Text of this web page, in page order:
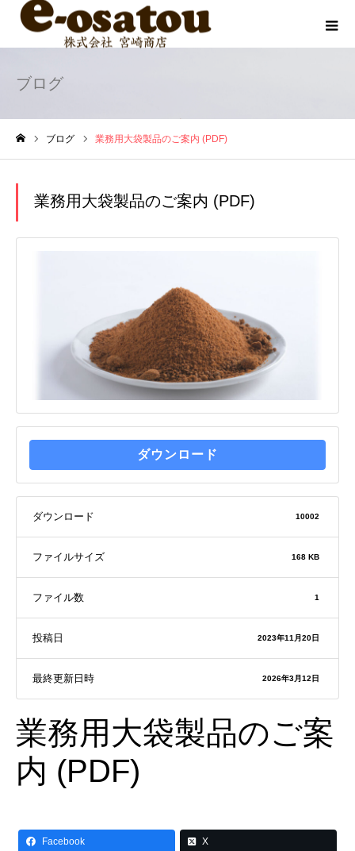
ブログ
ブログ 業務用大袋製品のご案内 (PDF)
業務用大袋製品のご案内 (PDF)
ダウンロード
ダウンロード 10002
ファイルサイズ 168 KB
ファイル数 1
投稿日 2023年11月20日
最終更新日時 2026年3月12日
業務用大袋製品のご案
内 (PDF)
Facebook X